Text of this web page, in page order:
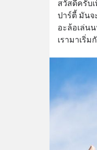
สวัสดีครับ
ปาร์ตี้ มัน
อะล้อเล่น
เรามาเริ่ม